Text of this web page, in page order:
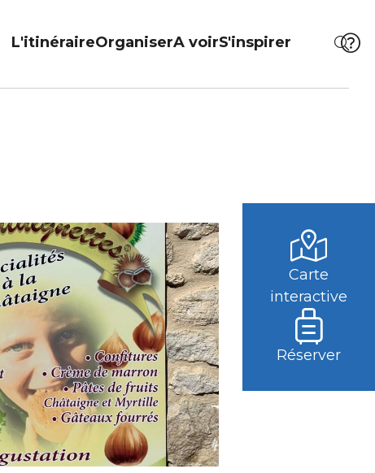
Carte
interactive
Réserver
L'itinéraireOrganiserA voirS'inspirer